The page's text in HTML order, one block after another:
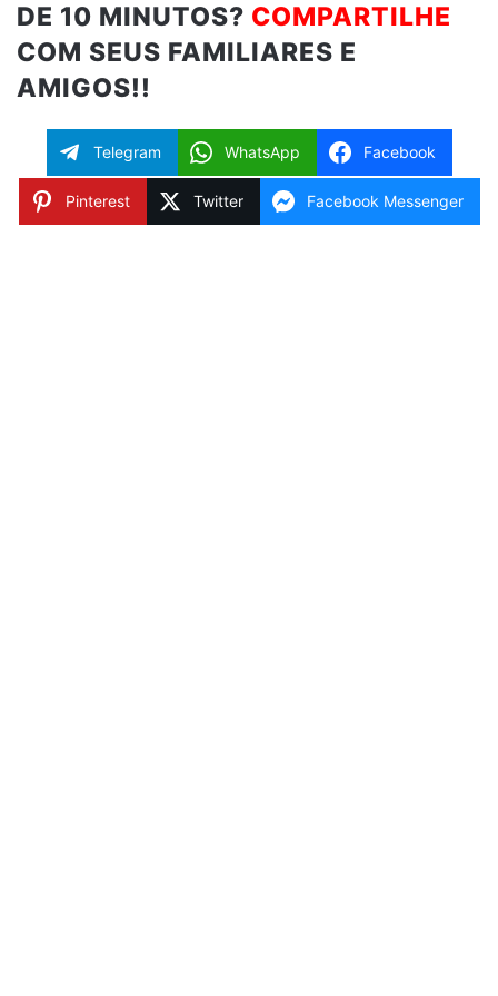
DE 10 MINUTOS? COMPARTILHE
COM SEUS FAMILIARES E
AMIGOS!!
Telegram WhatsApp Facebook
Pinterest Twitter Facebook Messenger